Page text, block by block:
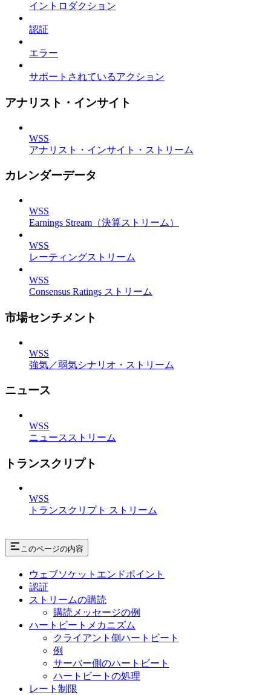
イントロダクション
認証
エラー
サポートされているアクション
アナリスト・インサイト
WSS
アナリスト・インサイト・ストリーム
カレンダーデータ
WSS
Earnings Stream（決算ストリーム）
WSS
レーティングストリーム
WSS
Consensus Ratings ストリーム
市場センチメント
WSS
強気／弱気シナリオ・ストリーム
ニュース
WSS
ニュースストリーム
トランスクリプト
WSS
トランスクリプト ストリーム
このページの内容
ウェブソケットエンドポイント
認証
ストリームの購読
購読メッセージの例
ハートビートメカニズム
クライアント側ハートビート
例
サーバー側のハートビート
ハートビートの処理
レート制限